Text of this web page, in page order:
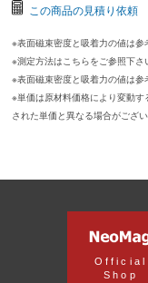
この商品の見積り依頼
※表面磁束密度と吸着力の値は参
※測定方法はこちらをご参照下さ
※表面磁束密度と吸着力の値は参
※単価は原材料価格により変動
された単価と異なる場合がござ
Official
Shop